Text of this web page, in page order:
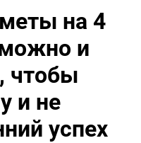
на 4
и
чтобы
и не
успех